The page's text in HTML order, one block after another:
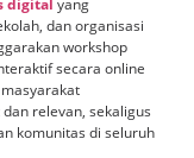
dan organisasi
workshop
secara online
relevan, sekaligus
komunitas di seluruh